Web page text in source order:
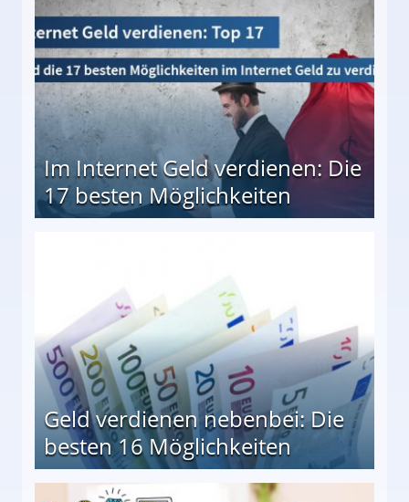
Im Internet Geld verdienen: Die
17 besten Möglichkeiten
Geld verdienen nebenbei: Die
besten 16 Möglichkeiten